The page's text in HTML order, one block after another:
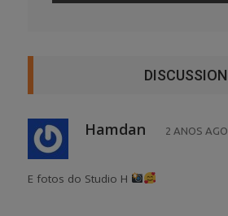
DISCUSSION
Hamdan 2 ANOS AGO
E fotos do Studio H